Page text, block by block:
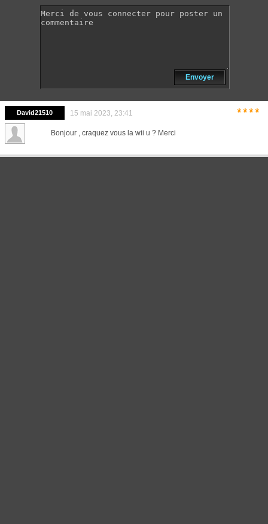
Envoyer
David21510 15 mai 2023, 23:41 ****
Bonjour , craquez vous la wii u ? Merci